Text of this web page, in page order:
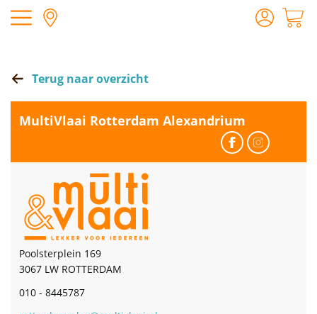
Terug naar overzicht
MultiVlaai Rotterdam Alexandrium
Poolsterplein 169
3067 LW ROTTERDAM
010 - 8445787